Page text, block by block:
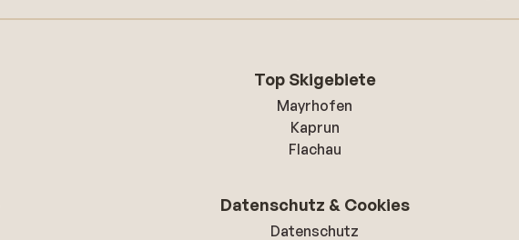
Top Skigebiete
Mayrhofen
Kaprun
Flachau
Datenschutz & Cookies
Datenschutz